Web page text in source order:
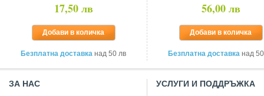
17,50 лв
Добави в количка
Безплатна доставка над 50 лв
56,00 лв
Добави в количка
Безплатна доставка над
ЗА НАС УСЛУГИ И ПОДДРЪЖКА